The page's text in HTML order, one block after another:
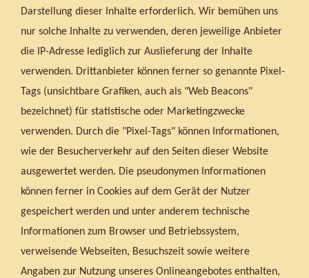
Darstellung dieser Inhalte erforderlich. Wir bemühen uns
nur solche Inhalte zu verwenden, deren jeweilige Anbieter
die IP-Adresse lediglich zur Auslieferung der Inhalte
verwenden. Drittanbieter können ferner so genannte Pixel-
Tags (unsichtbare Grafiken, auch als "Web Beacons"
bezeichnet) für statistische oder Marketingzwecke
verwenden. Durch die "Pixel-Tags" können Informationen,
wie der Besucherverkehr auf den Seiten dieser Website
ausgewertet werden. Die pseudonymen Informationen
können ferner in Cookies auf dem Gerät der Nutzer
gespeichert werden und unter anderem technische
Informationen zum Browser und Betriebssystem,
verweisende Webseiten, Besuchszeit sowie weitere
Angaben zur Nutzung unseres Onlineangebotes enthalten,